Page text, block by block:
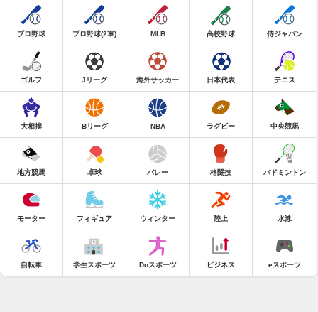
プロ野球 プロ野球(2軍) MLB 高校野球 侍ジャパン
ゴルフ Jリーグ 海外サッカー 日本代表 テニス
大相撲 Bリーグ NBA ラグビー 中央競馬
地方競馬 卓球 バレー 格闘技 バドミントン
モーター フィギュア ウィンター 陸上 水泳
自転車 学生スポーツ Doスポーツ ビジネス eスポーツ